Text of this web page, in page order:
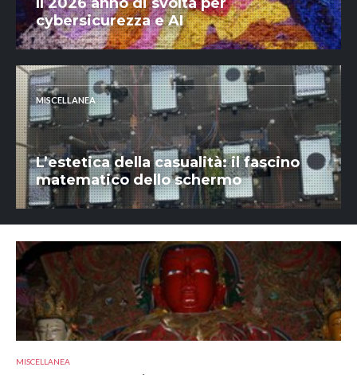
cybersicurezza e AI
MISCELLANEA
L’estetica della casualità: il fascino
matematico dello schermo
MISCELLANEA